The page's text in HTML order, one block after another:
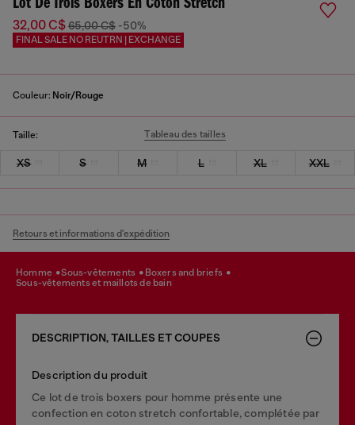
32,00 C$65,00 C$ -50%
FINAL SALE NO REUTRN | EXCHANGE
Couleur: Noir/Rouge
Taille: Tableau des tailles
XS S M L XL XXL
Retours et informations d'expédition
homme sous-vêtements
boxers and briefs
sous-vêtements et maillots de bain
DESCRIPTION, TAILLES ET COUPES
Description du produit
Ce lot de trois boxers pour homme présente une
confection en coton stretch confortable, complétée par